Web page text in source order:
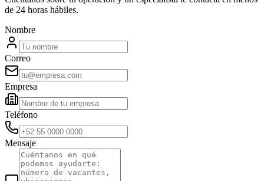
de 24 horas hábiles.
Nombre
Correo
Empresa
Teléfono
Mensaje